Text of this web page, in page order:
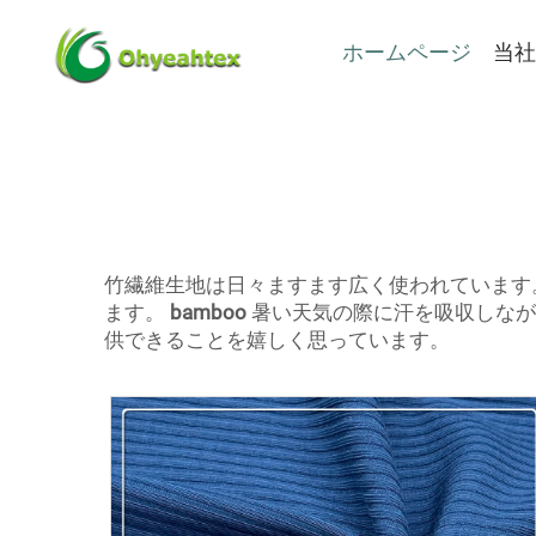
ホームページ 当
竹繊維生地は日々ますます広く使われていま
ます。
bamboo 暑い天気の際に汗を吸収しな
供できることを嬉しく思っています。